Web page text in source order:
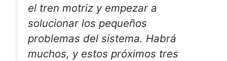
el tren motriz y empezar a
solucionar los pequeños
problemas del sistema. Habrá
muchos, y estos próximos tres